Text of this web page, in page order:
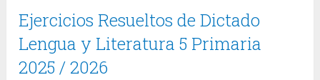
Ejercicios Resueltos de Dictado
Lengua y Literatura 5 Primaria
2025 / 2026